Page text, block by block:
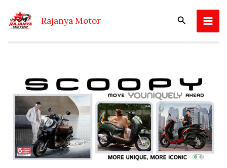
konten
Rajanya Motor Cari